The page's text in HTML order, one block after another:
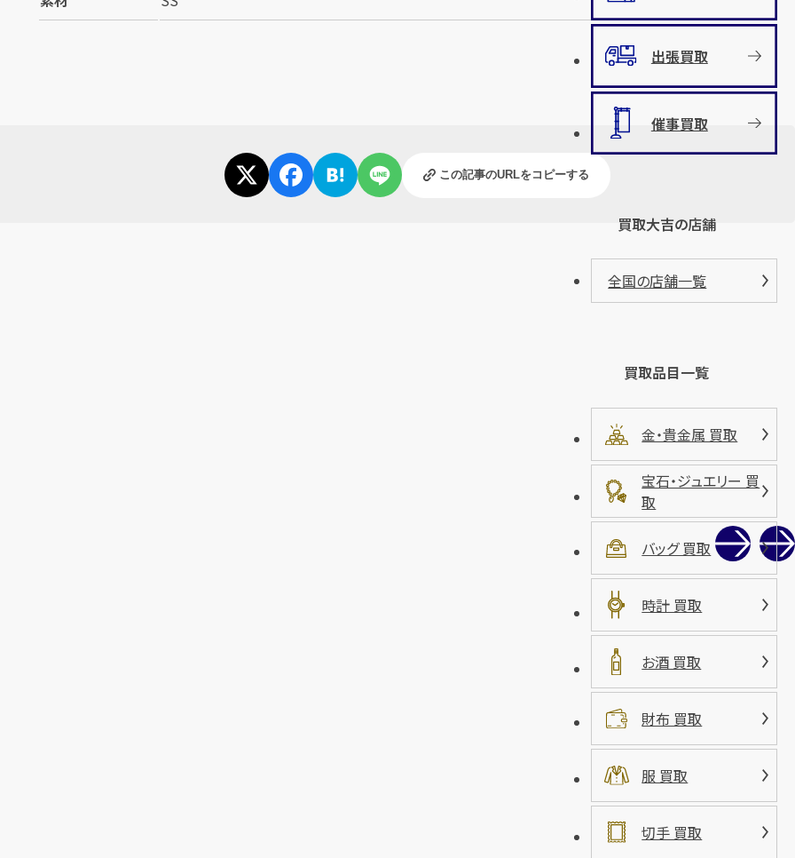
この記事のURLをコピーする
出張買取
催事買取
買取大吉の店舗
全国の店舗一覧
買取品目一覧
金・貴金属 買取
宝石・ジュエリー 買
取
バッグ 買取
時計 買取
お酒 買取
財布 買取
服 買取
切手 買取